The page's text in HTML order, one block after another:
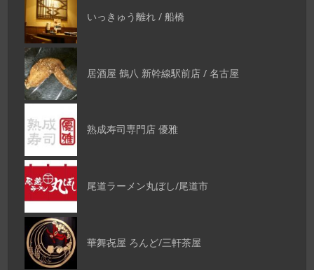
いっきゅう離れ / 船橋
居酒屋 鶴八 新幹線駅前店 / 名古屋
熟成寿司専門店 優雅
尾道ラーメン丸ぼし/尾道市
華舞㐂屋 ろんど/三軒茶屋